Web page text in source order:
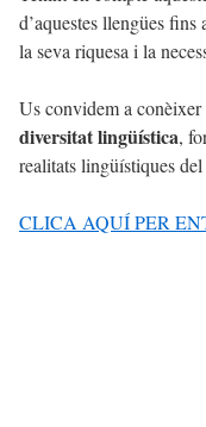
d’aquestes llengües
la seva riquesa i la
Us convidem a
diversitat lingüística,
realitats lingüístiques
CLICA AQUÍ PER